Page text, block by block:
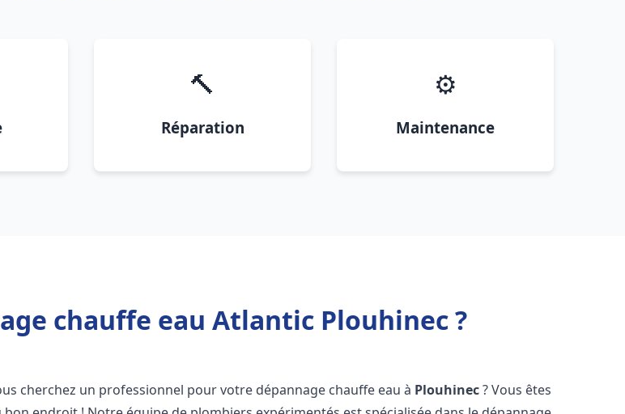
🔨
Réparation
⚙️
Maintenance
chauffe eau Atlantic Plouhinec ?
cherchez un professionnel pour votre dépannage chauffe eau à Plouhinec? Vous êtes